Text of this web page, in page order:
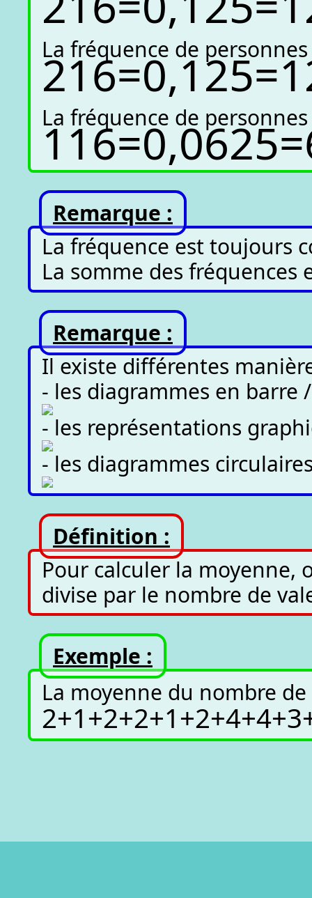
La fréquence de
216=0,125=
La fréquence de
116=0,0625=
Remarque :
La fréquence est toujours
La somme des fréquences
Remarque :
Il existe différentes
- les diagrammes en barre
- les représentations
- les diagrammes
Définition :
Pour calculer la moyenne,
divise par le nombre de
Exemple :
La moyenne du nombre
2+1+2+2+1+2+4+4+3